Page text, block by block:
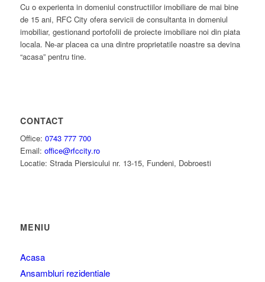
Cu o experienta in domeniul constructiilor imobiliare de mai bine
de 15 ani, RFC City ofera servicii de consultanta in domeniul
imobiliar, gestionand portofolii de proiecte imobiliare noi din piata
locala. Ne-ar placea ca una dintre proprietatile noastre sa devina
“acasa” pentru tine.
CONTACT
Office: 0743 777 700
Email: office@rfccity.ro
Locatie: Strada Piersicului nr. 13-15, Fundeni, Dobroesti
MENIU
Acasa
Ansambluri rezidentiale